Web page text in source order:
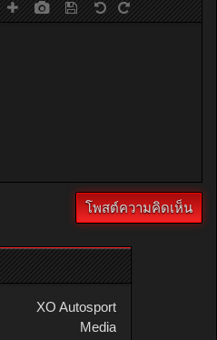
XO Autosport
Media